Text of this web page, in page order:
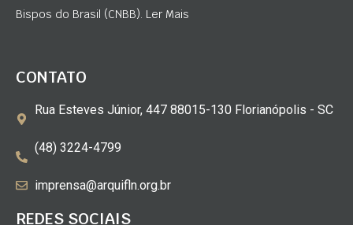
Bispos do Brasil (CNBB). Ler Mais
CONTATO
Rua Esteves Júnior, 447 88015-130 Florianópolis - SC
(48) 3224-4799
imprensa@arquifln.org.br
REDES SOCIAIS